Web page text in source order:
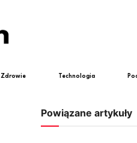
Zdrowie Technologia
Powiązane artykuły